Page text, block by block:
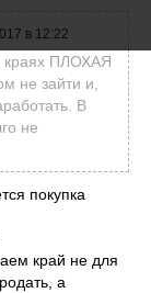
в 12:22
ПЛОХАЯ
не зайти и,
В
не
покупка
край не для
а